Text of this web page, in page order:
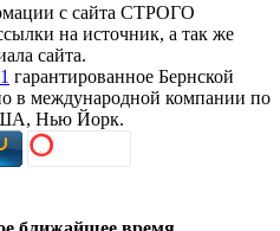
с сайта СТРОГО
на источник, а так же
сайта.
гарантированное Бернской
в международной компании по
Нью Йорк.